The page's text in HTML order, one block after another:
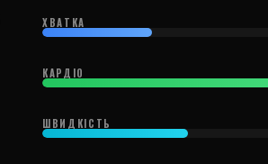
ХВАТКА
КАРДІО
ШВИДКІСТЬ